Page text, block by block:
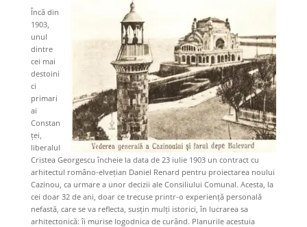
Încă din
1903,
unul
dintre
cei mai
destoini
ci
primari
ai
Constan
ței,
liberalul
Cristea Georgescu încheie la data de 23 iulie 1903 un contract cu
arhitectul româno-elvețian Daniel Renard pentru proiectarea noului
Cazinou, ca urmare a unor decizii ale Consiliului Comunal. Acesta, la
cei doar 32 de ani, doar ce trecuse printr-o experiență personală
nefastă, care se va reflecta, susțin mulți istorici, în lucrarea sa
arhitectonică: îi murise logodnica de curând. Planurile acestuia